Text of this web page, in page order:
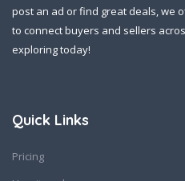
post an ad or find great deals, we
to connect buyers and sellers
exploring today!
Quick Links
Pricing